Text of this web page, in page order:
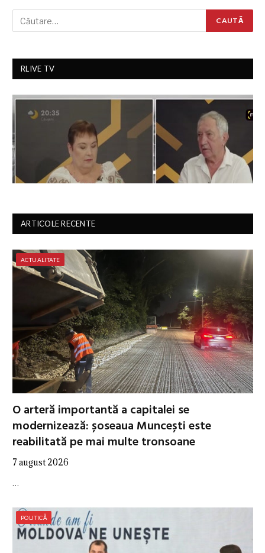
RLIVE TV
ARTICOLE RECENTE
ACTUALITATE
O arteră importantă a capitalei se
modernizează: șoseaua Muncești este
reabilitată pe mai multe tronsoane
7 august 2026
…
POLITICĂ